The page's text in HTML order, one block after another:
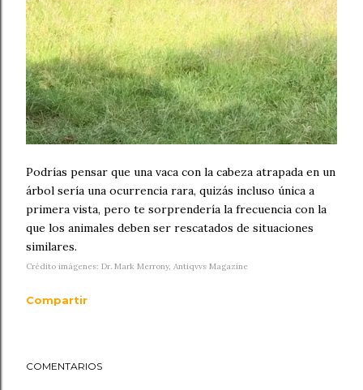
Podrías pensar que una vaca con la cabeza atrapada en un
árbol sería una ocurrencia rara, quizás incluso única a
primera vista, pero te sorprendería la frecuencia con la
que los animales deben ser rescatados de situaciones
similares.
Crédito imágenes: Dr. Mark Merrony, Antiqvvs Magazine
Compartir
COMENTARIOS